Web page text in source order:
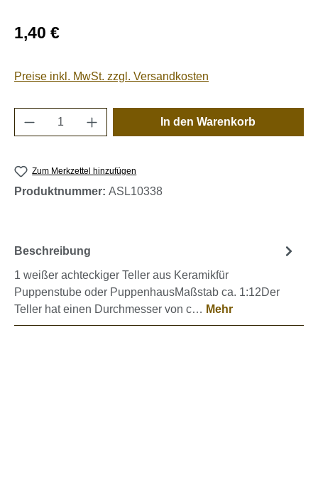
Regulärer Preis:
1,40 €
Preise inkl. MwSt. zzgl. Versandkosten
Produkt Anzahl: Gib den gewünschten
In den Warenkorb
Zum Merkzettel hinzufügen
Produktnummer: ASL10338
Beschreibung
1 weißer achteckiger Teller aus Keramikfür
Puppenstube oder PuppenhausMaßstab ca. 1:12Der
Teller hat einen Durchmesser von c… Mehr